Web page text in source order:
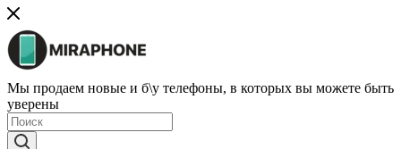
Мы продаем новые и б\у телефоны, в которых вы можете быть
уверены